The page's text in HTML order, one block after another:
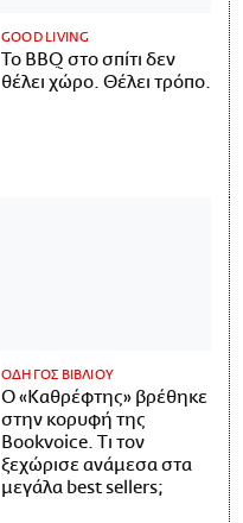
GOOD LIVING
Το BBQ στο σπίτι δεν
θέλει χώρο. Θέλει τρόπο.
ΟΔΗΓΟΣ ΒΙΒΛΙΟΥ
Ο «Καθρέφτης» βρέθηκε
στην κορυφή της
Bookvoice. Τι τον
ξεχώρισε ανάμεσα στα
μεγάλα best sellers;